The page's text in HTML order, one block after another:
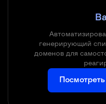
генерирующий
доменов для